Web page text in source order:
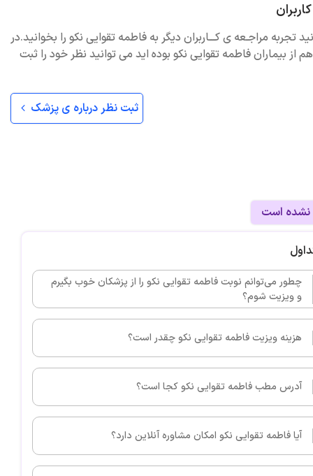
تجربه مراجـعه ی کـــاربران دیگر به فاطمه تقوایی نکو را بخوانید.در
از بیماران فاطمه تقوایی نکو بوده اید می توانید نظر خود را ثبت
ثبت نظر درباره ی پزشک
نشده است
چطور می‌توانم نوبت فاطمه تقوایی نکو را از پزشکان خوب بگیرم
و ویزیت شوم؟
هزینه ویزیت فاطمه تقوایی نکو چقدر است؟
آدرس مطب فاطمه تقوایی نکو کجا است؟
آیا فاطمه تقوایی نکو امکان مشاوره آنلاین دارد؟